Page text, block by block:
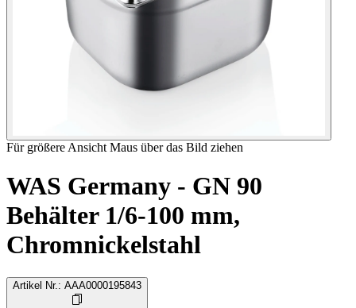
Für größere Ansicht Maus über das Bild ziehen
WAS Germany - GN 90
Behälter 1/6-100 mm,
Chromnickelstahl
Artikel Nr. : AAA0000195843